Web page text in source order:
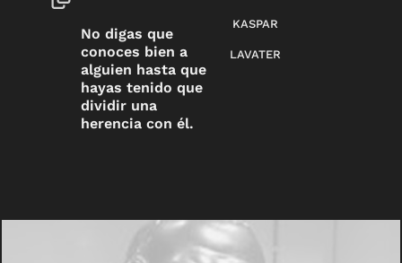
No digas que
conoces bien a
alguien hasta que
hayas tenido que
dividir una
herencia con él.
KASPAR
LAVATER